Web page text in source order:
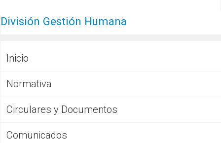
División Gestión Humana
Inicio
Normativa
Circulares y Documentos
Comunicados